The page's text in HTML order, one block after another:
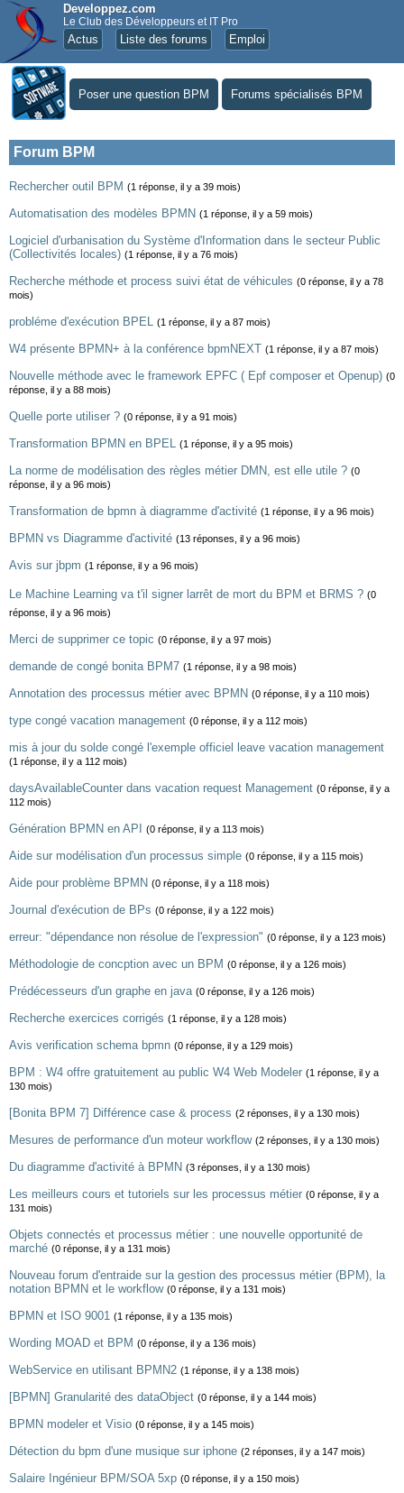
Developpez.com
Le Club des Développeurs et IT Pro
Actus Liste des forums Emploi
Poser une question BPM Forums spécialisés BPM
Forum BPM
Rechercher outil BPM (1 réponse, il y a 39 mois)
Automatisation des modèles BPMN (1 réponse, il y a 59 mois)
Logiciel d'urbanisation du Système d'Information dans le secteur Public
(Collectivités locales) (1 réponse, il y a 76 mois)
Recherche méthode et process suivi état de véhicules (0 réponse, il y a 78
mois)
probléme d'exécution BPEL (1 réponse, il y a 87 mois)
W4 présente BPMN+ à la conférence bpmNEXT (1 réponse, il y a 87 mois)
Nouvelle méthode avec le framework EPFC ( Epf composer et Openup) (0
réponse, il y a 88 mois)
Quelle porte utiliser ? (0 réponse, il y a 91 mois)
Transformation BPMN en BPEL (1 réponse, il y a 95 mois)
La norme de modélisation des règles métier DMN, est elle utile ? (0
réponse, il y a 96 mois)
Transformation de bpmn à diagramme d'activité (1 réponse, il y a 96 mois)
BPMN vs Diagramme d'activité (13 réponses, il y a 96 mois)
Avis sur jbpm (1 réponse, il y a 96 mois)
Le Machine Learning va t'il signer larrêt de mort du BPM et BRMS ? (0
réponse, il y a 96 mois)
Merci de supprimer ce topic (0 réponse, il y a 97 mois)
demande de congé bonita BPM7 (1 réponse, il y a 98 mois)
Annotation des processus métier avec BPMN (0 réponse, il y a 110 mois)
type congé vacation management (0 réponse, il y a 112 mois)
mis à jour du solde congé l'exemple officiel leave vacation management
(1 réponse, il y a 112 mois)
daysAvailableCounter dans vacation request Management (0 réponse, il y a
112 mois)
Génération BPMN en API (0 réponse, il y a 113 mois)
Aide sur modélisation d'un processus simple (0 réponse, il y a 115 mois)
Aide pour problème BPMN (0 réponse, il y a 118 mois)
Journal d'exécution de BPs (0 réponse, il y a 122 mois)
erreur: "dépendance non résolue de l'expression" (0 réponse, il y a 123 mois)
Méthodologie de concption avec un BPM (0 réponse, il y a 126 mois)
Prédécesseurs d'un graphe en java (0 réponse, il y a 126 mois)
Recherche exercices corrigés (1 réponse, il y a 128 mois)
Avis verification schema bpmn (0 réponse, il y a 129 mois)
BPM : W4 offre gratuitement au public W4 Web Modeler (1 réponse, il y a
130 mois)
[Bonita BPM 7] Différence case & process (2 réponses, il y a 130 mois)
Mesures de performance d'un moteur workflow (2 réponses, il y a 130 mois)
Du diagramme d'activité à BPMN (3 réponses, il y a 130 mois)
Les meilleurs cours et tutoriels sur les processus métier (0 réponse, il y a
131 mois)
Objets connectés et processus métier : une nouvelle opportunité de
marché (0 réponse, il y a 131 mois)
Nouveau forum d'entraide sur la gestion des processus métier (BPM), la
notation BPMN et le workflow (0 réponse, il y a 131 mois)
BPMN et ISO 9001 (1 réponse, il y a 135 mois)
Wording MOAD et BPM (0 réponse, il y a 136 mois)
WebService en utilisant BPMN2 (1 réponse, il y a 138 mois)
[BPMN] Granularité des dataObject (0 réponse, il y a 144 mois)
BPMN modeler et Visio (0 réponse, il y a 145 mois)
Détection du bpm d'une musique sur iphone (2 réponses, il y a 147 mois)
Salaire Ingénieur BPM/SOA 5xp (0 réponse, il y a 150 mois)